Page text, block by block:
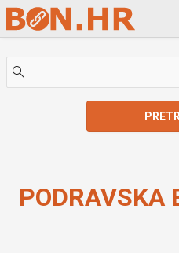
Skip to Main Content
PODRAVSKA